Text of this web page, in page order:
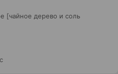
[чайное дерево и соль